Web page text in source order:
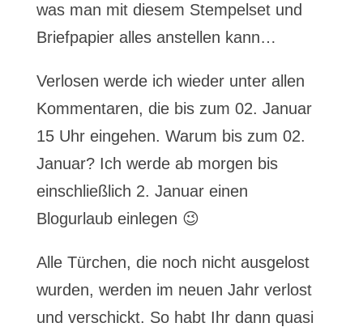
was man mit diesem Stempelset und
Briefpapier alles anstellen kann…
Verlosen werde ich wieder unter allen
Kommentaren, die bis zum 02. Januar
15 Uhr eingehen. Warum bis zum 02.
Januar? Ich werde ab morgen bis
einschließlich 2. Januar einen
Blogurlaub einlegen 😉
Alle Türchen, die noch nicht ausgelost
wurden, werden im neuen Jahr verlost
und verschickt. So habt Ihr dann quasi